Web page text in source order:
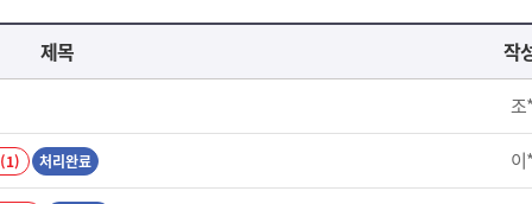
제목 작
조
처리완료 이